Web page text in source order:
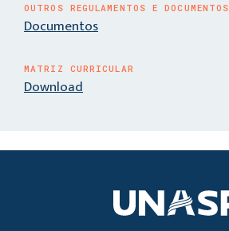
OUTROS REGULAMENTOS E DOCUMENTOS
Documentos
MATRIZ CURRICULAR
Download